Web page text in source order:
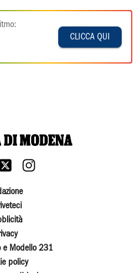
CLICCA QUI
e Modello 231
policy